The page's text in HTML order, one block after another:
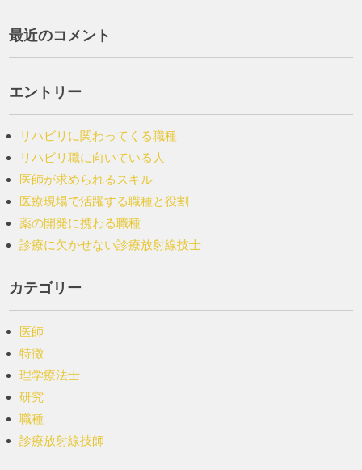
最近のコメント
エントリー
リハビリに関わってくる職種
リハビリ職に向いている人
医師が求められるスキル
医療現場で活躍する職種と役割
薬の開発に携わる職種
診療に欠かせない診療放射線技士
カテゴリー
医師
特徴
理学療法士
研究
職種
診療放射線技師